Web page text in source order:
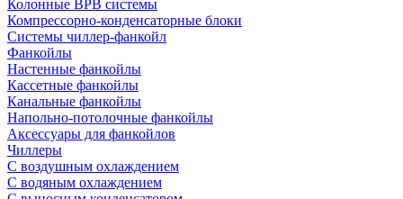
Колонные ВРВ системы
Компрессорно-конденсаторные блоки
Системы чиллер-фанкойл
Фанкойлы
Настенные фанкойлы
Кассетные фанкойлы
Канальные фанкойлы
Напольно-потолочные фанкойлы
Аксессуары для фанкойлов
Чиллеры
С воздушным охлаждением
С водяным охлаждением